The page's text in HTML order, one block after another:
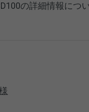
の詳細情報につ